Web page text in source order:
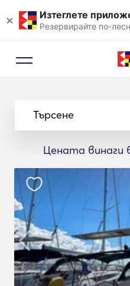
× Изтеглете
Резервирайте по-
Търсене
Цената винаги